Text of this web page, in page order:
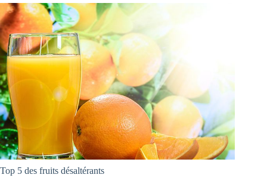
Top 5 des fruits désaltérants